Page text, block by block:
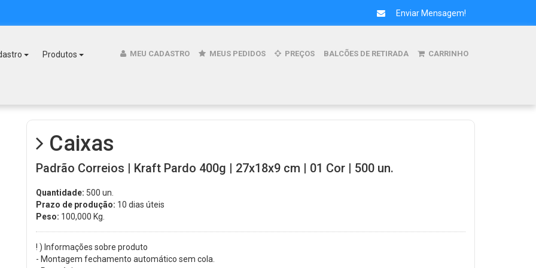
Enviar Mensagem!
Produtos MEU CADASTRO MEUS PEDIDOS PREÇOS BALCÕES DE RETIRADA CARRINHO
Caixas
Padrão Correios | Kraft Pardo 400g | 27x18x9 cm | 01 Cor | 500 un.
Quantidade: 500 un.
Prazo de produção: 10 dias úteis
Peso: 100,000 Kg.
! ) Informações sobre produto
- Montagem fechamento automático sem cola.